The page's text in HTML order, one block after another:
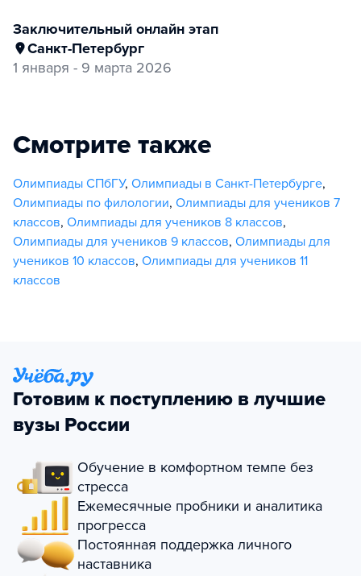
заключительный онлайн этап
Санкт-Петербург
1 января - 9 марта 2026
Смотрите также
Олимпиады СПбГУ, Олимпиады в Санкт-Петербурге,
Олимпиады по филологии, Олимпиады для учеников 7
классов, Олимпиады для учеников 8 классов,
Олимпиады для учеников 9 классов, Олимпиады для
учеников 10 классов, Олимпиады для учеников 11
классов
Готовим к поступлению в лучшие
вузы России
Обучение в комфортном темпе без
стресса
Ежемесячные пробники и аналитика
прогресса
Постоянная поддержка личного
наставника